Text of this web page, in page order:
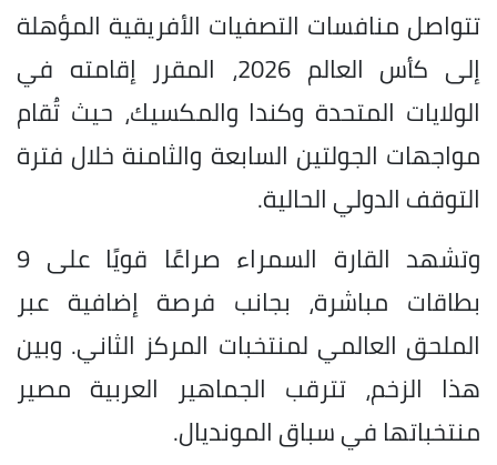
تتواصل منافسات التصفيات الأفريقية المؤهلة
إلى كأس العالم 2026، المقرر إقامته في
الولايات المتحدة وكندا والمكسيك، حيث تُقام
مواجهات الجولتين السابعة والثامنة خلال فترة
التوقف الدولي الحالية.
وتشهد القارة السمراء صراعًا قويًا على 9
بطاقات مباشرة، بجانب فرصة إضافية عبر
الملحق العالمي لمنتخبات المركز الثاني. وبين
هذا الزخم، تترقب الجماهير العربية مصير
منتخباتها في سباق المونديال.